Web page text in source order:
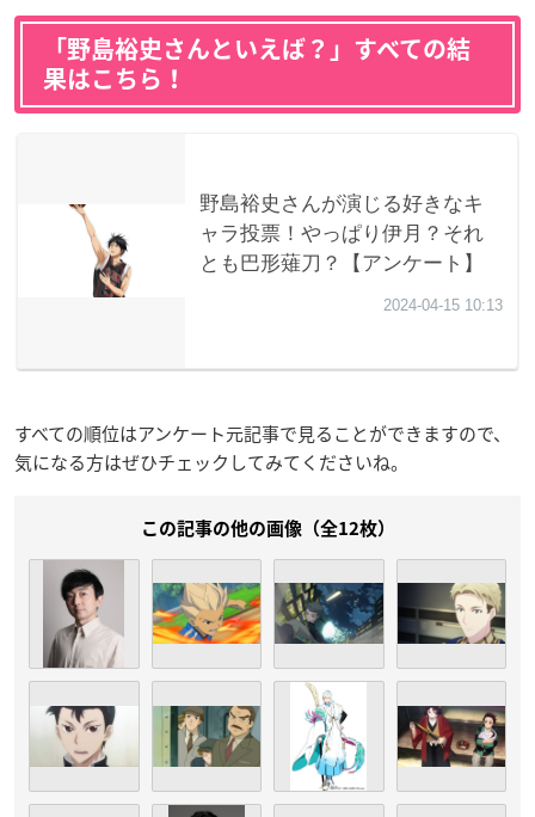
「野島裕史さんといえば？」すべての結
果はこちら！
すべての順位はアンケート元記事で見ることができますので、
気になる方はぜひチェックしてみてくださいね。
この記事の他の画像（全12枚）